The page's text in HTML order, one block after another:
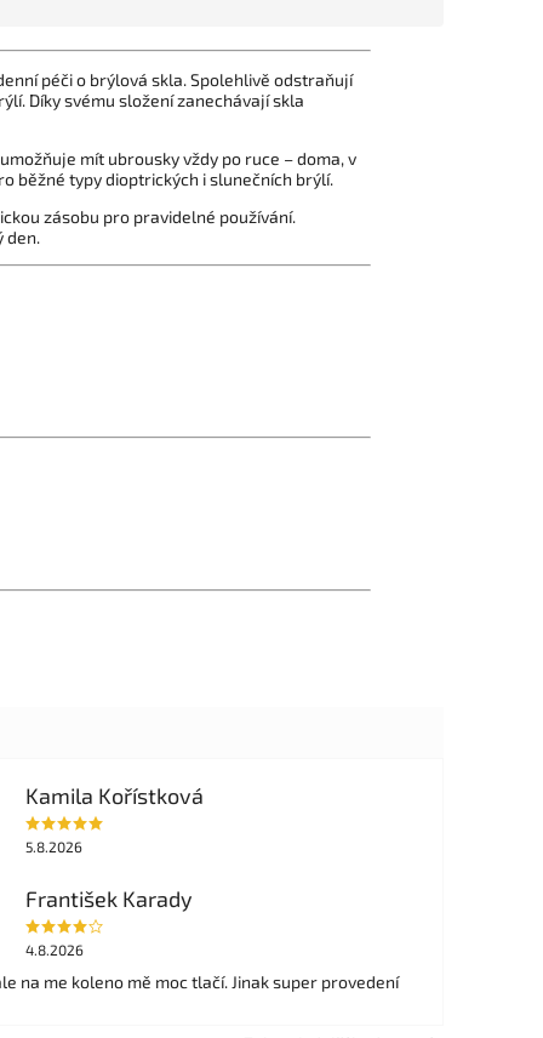
péči o brýlová skla. Spolehlivě odstraňují
Díky svému složení zanechávají skla
mít ubrousky vždy po ruce – doma, v
běžné typy dioptrických i slunečních brýlí.
zásobu pro pravidelné používání.
den.
Kamila Kořístková
5.8.2026
František Karady
4.8.2026
na me koleno mě moc tlačí. Jinak super provedení